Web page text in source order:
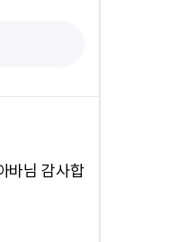
바님 감사합